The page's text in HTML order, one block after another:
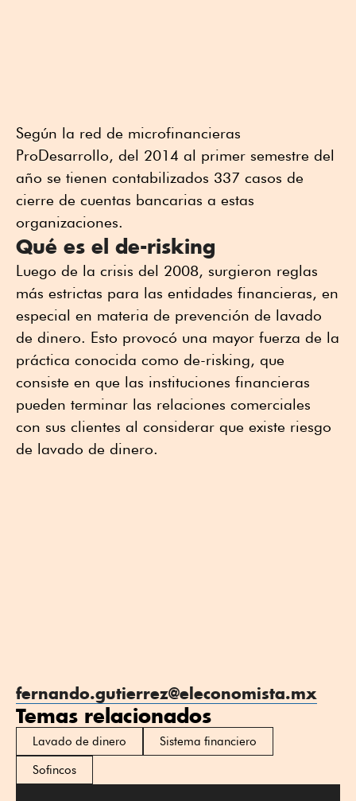
Según la red de microfinancieras
ProDesarrollo, del 2014 al primer semestre del
año se tienen contabilizados 337 casos de
cierre de cuentas bancarias a estas
organizaciones.
Qué es el de-risking
Luego de la crisis del 2008, surgieron reglas
más estrictas para las entidades financieras, en
especial en materia de prevención de lavado
de dinero. Esto provocó una mayor fuerza de la
práctica conocida como de-risking, que
consiste en que las instituciones financieras
pueden terminar las relaciones comerciales
con sus clientes al considerar que existe riesgo
de lavado de dinero.
fernando.gutierrez@eleconomista.mx
Temas relacionados
Lavado de dinero
Sistema financiero
Sofincos